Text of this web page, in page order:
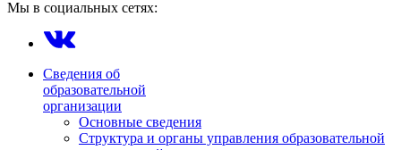
Мы в социальных сетях:
Сведения об
образовательной
организации
Основные сведения
Структура и органы управления образовательной